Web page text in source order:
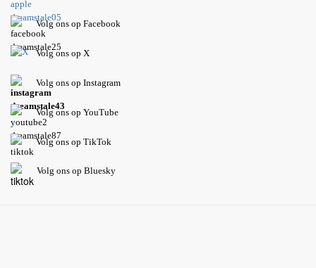
Volg ons op Facebook
Volg ons op X
Volg ons op Instagram
Volgons op YouTube
Volg ons op TikTok
Volg ons op Bluesky